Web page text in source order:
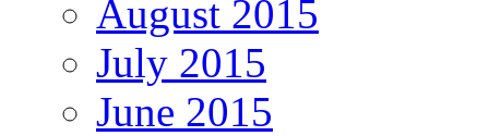
August 2015
July 2015
June 2015